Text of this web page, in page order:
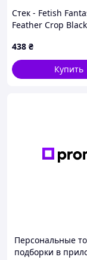
Стек - Fetish
Feather Crop
438 ₴
Купить
Персональные
подборки в